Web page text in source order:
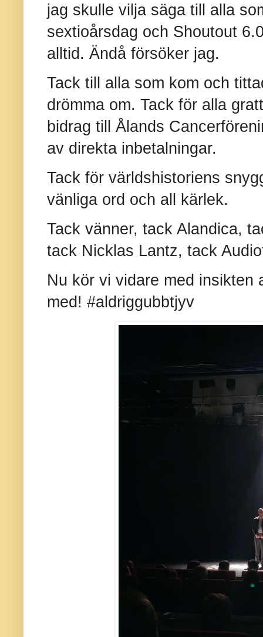
jag skulle vilja säga till alla
sextioårsdag och Shoutout
alltid. Ändå försöker jag.
Tack till alla som kom och
drömma om. Tack för alla
bidrag till Ålands
av direkta inbetalningar.
Tack för världshistoriens
vänliga ord och all kärlek.
Tack vänner, tack Alandica,
tack Nicklas Lantz, tack
Nu kör vi vidare med insikten
med! #aldriggubbtjyv